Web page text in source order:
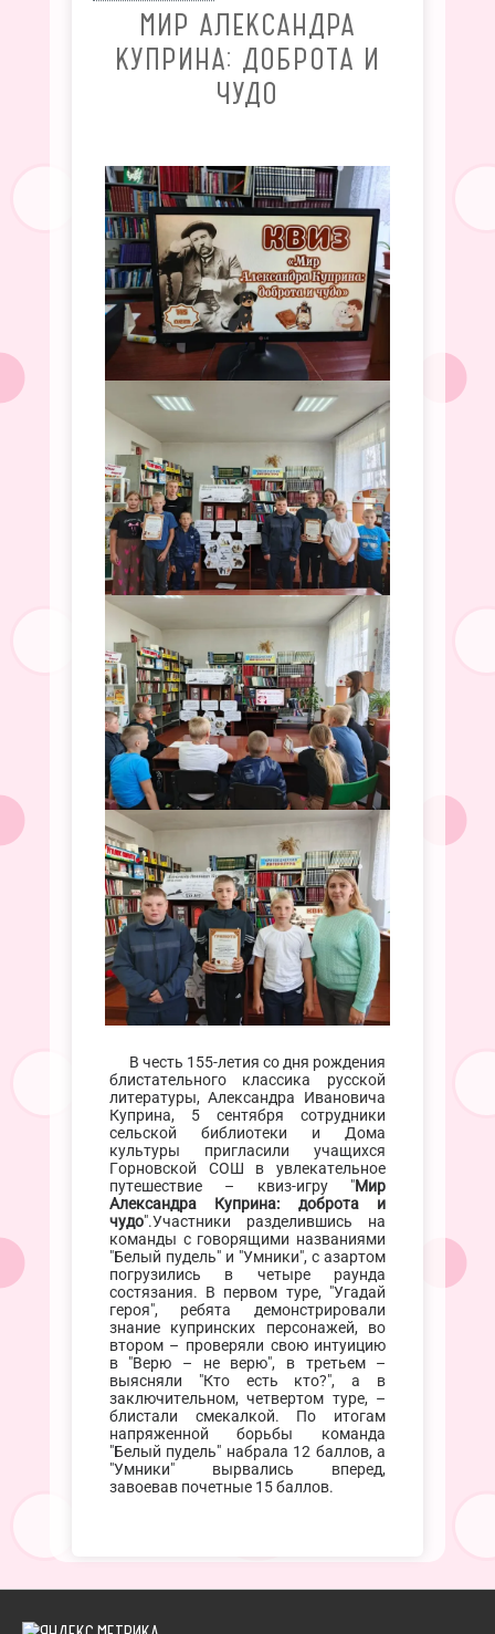
МИР АЛЕКСАНДРА
КУПРИНА: ДОБРОТА И
ЧУДО
В честь 155-летия со дня рождения
блистательного классика русской
литературы, Александра Ивановича
Куприна, 5 сентября сотрудники
сельской библиотеки и Дома
культуры пригласили учащихся
Горновской СОШ в увлекательное
путешествие – квиз-игру "Мир
Александра Куприна: доброта и
чудо".Участники разделившись на
команды с говорящими названиями
"Белый пудель" и "Умники", с азартом
погрузились в четыре раунда
состязания. В первом туре, "Угадай
героя", ребята демонстрировали
знание купринских персонажей, во
втором – проверяли свою интуицию
в "Верю – не верю", в третьем –
выясняли "Кто есть кто?", а в
заключительном, четвертом туре, –
блистали смекалкой. По итогам
напряженной борьбы команда
"Белый пудель" набрала 12 баллов, а
"Умники" вырвались вперед,
завоевав почетные 15 баллов.